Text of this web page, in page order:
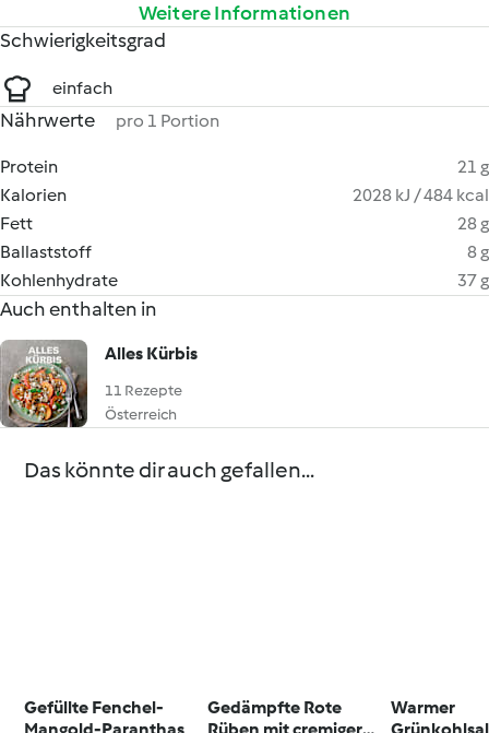
Weitere Informationen
Schwierigkeitsgrad
einfach
Nährwerte pro 1 Portion
Protein
21 g
Kalorien
2028 kJ / 484 kcal
Fett
28 g
Ballaststoff
8 g
Kohlenhydrate
37 g
Auch enthalten in
Alles Kürbis
11 Rezepte
Österreich
Das könnte dir auch gefallen...
Gefüllte Fenchel-
Gedämpfte Rote
Warmer